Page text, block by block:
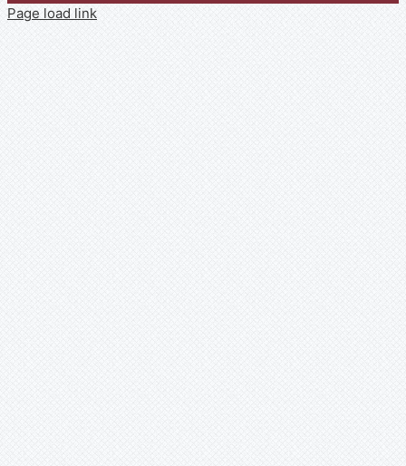
Page load link